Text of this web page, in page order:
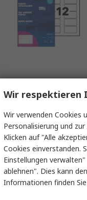
Wir respektieren
Wir verwenden Cookies
Personalisierung und
Klicken auf "Alle
Cookies einverstanden.
Einstellungen
ablehnen". Dies kann
Informationen finden